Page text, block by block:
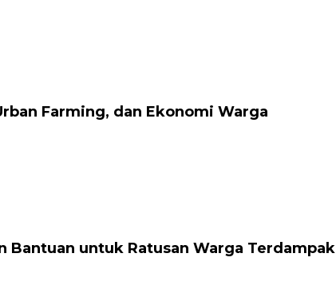
Farming, dan Ekonomi Warga
Bantuan untuk Ratusan Warga Terdampak